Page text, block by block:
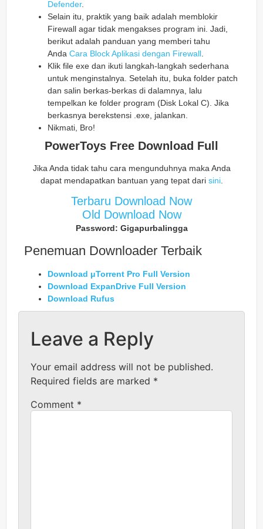
Defender.
Selain itu, praktik yang baik adalah memblokir
Firewall agar tidak mengakses program ini. Jadi,
berikut adalah panduan yang memberi tahu
Anda Cara Block Aplikasi dengan Firewall
Klik file exe dan ikuti langkah-langkah sederhana
untuk menginstalnya. Setelah itu, buka folder patch
dan salin berkas-berkas di dalamnya, lalu
tempelkan ke folder program (Disk Lokal C). Jika
berkasnya berekstensi .exe, jalankan.
Nikmati, Bro!
PowerToys Free Download Full
Jika Anda tidak tahu cara mengunduhnya maka Anda
dapat mendapatkan bantuan yang tepat dari sini.
Terbaru Download Now
Old Download Now
Password: Gigapurbalingga
Penemuan Downloader Terbaik
Download μTorrent Pro Full Version
Download ExpanDrive Full Version
Download Rufus
Leave a Reply
Your email address will not be published.
Required fields are marked *
Comment *